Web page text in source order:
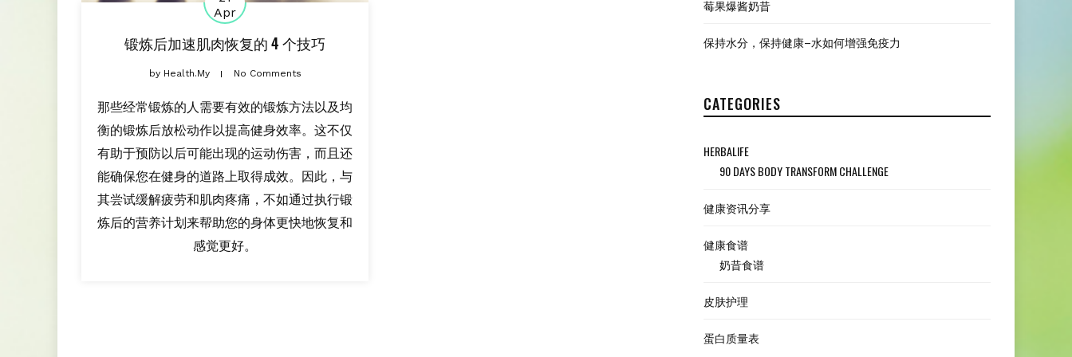
Apr
锻炼后加速肌肉恢复的 4 个技巧
byHealth.my No Comments
那些经常锻炼的人需要有效的锻炼方法以及均
衡的锻炼后放松动作以提高健身效率。这不仅
有助于预防以后可能出现的运动伤害，而且还
能确保您在健身的道路上取得成效。因此，与
其尝试缓解疲劳和肌肉疼痛，不如通过执行锻
炼后的营养计划来帮助您的身体更快地恢复和
感觉更好。
莓果爆酱奶昔
保持水分，保持健康–水如何增强免疫力
CATEGORIES
HERBALIFE
90 DAYS BODY TRANSFORM CHALLENGE
健康资讯分享
健康食谱
奶昔食谱
皮肤护理
蛋白质量表